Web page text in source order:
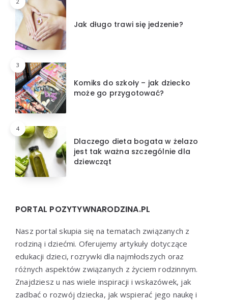
Jak długo trawi się jedzenie?
3
Komiks do szkoły – jak dziecko
może go przygotować?
4
Dlaczego dieta bogata w żelazo
jest tak ważna szczególnie dla
dziewcząt
PORTAL POZYTYWNARODZINA.PL
Nasz portal skupia się na tematach związanych z
rodziną i dziećmi. Oferujemy artykuły dotyczące
edukacji dzieci, rozrywki dla najmłodszych oraz
różnych aspektów związanych z życiem rodzinnym.
Znajdziesz u nas wiele inspiracji i wskazówek, jak
zadbać o rozwój dziecka, jak wspierać jego naukę i